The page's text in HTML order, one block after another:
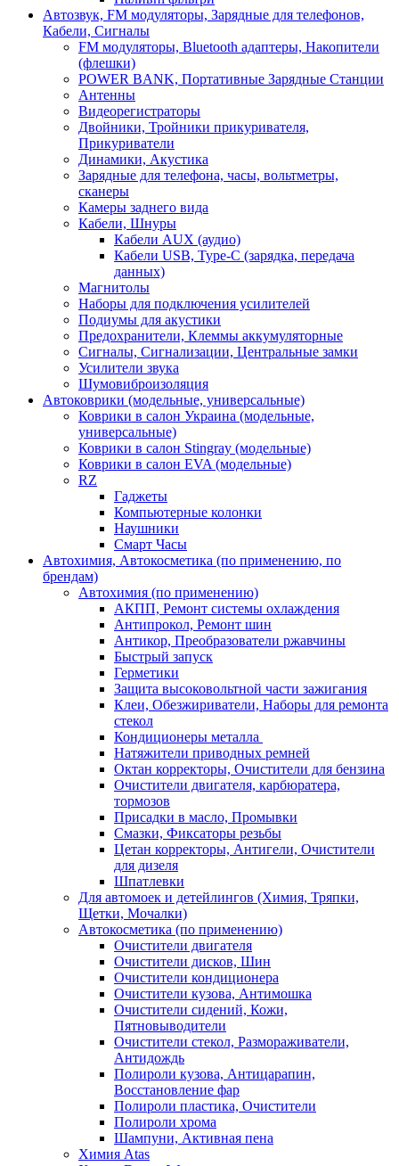
Автозвук, FM модуляторы, Зарядные для телефонов,
Кабели, Сигналы
FM модуляторы, Bluetooth адаптеры, Накопители
(флешки)
POWER BANK, Портативные Зарядные Станции
Антенны
Видеорегистраторы
Двойники, Тройники прикуривателя,
Прикуриватели
Динамики, Акустика
Зарядные для телефона, часы, вольтметры,
сканеры
Камеры заднего вида
Кабели, Шнуры
Кабели AUX (аудио)
Кабели USB, Type-C (зарядка, передача
данных)
Магнитолы
Наборы для подключения усилителей
Подиумы для акустики
Предохранители, Клеммы аккумуляторные
Сигналы, Сигнализации, Центральные замки
Усилители звука
Шумовиброизоляция
Автоковрики (модельные, универсальные)
Коврики в салон Украина (модельные,
универсальные)
Коврики в салон Stingray (модельные)
Коврики в салон EVA (модельные)
RZ
Гаджеты
Компьютерные колонки
Наушники
Смарт Часы
Автохимия, Автокосметика (по применению, по
брендам)
Автохимия (по применению)
АКПП, Ремонт системы охлаждения
Антипрокол, Ремонт шин
Антикор, Преобразователи ржавчины
Быстрый запуск
Герметики
Защита высоковольтной части зажигания
Клеи, Обезжириватели, Наборы для ремонта
стекол
Кондиционеры металла
Натяжители приводных ремней
Октан корректоры, Очистители для бензина
Очистители двигателя, карбюратера,
тормозов
Присадки в масло, Промывки
Смазки, Фиксаторы резьбы
Цетан корректоры, Антигели, Очистители
для дизеля
Шпатлевки
Для автомоек и детейлингов (Химия, Тряпки,
Щетки, Мочалки)
Автокосметика (по применению)
Очистители двигателя
Очистители дисков, Шин
Очистители кондиционера
Очистители кузова, Антимошка
Очистители сидений, Кожи,
Пятновыводители
Очистители стекол, Размораживатели,
Антидождь
Полироли кузова, Антицарапин,
Восстановление фар
Полироли пластика, Очистители
Полироли хрома
Шампуни, Активная пена
Химия Atas